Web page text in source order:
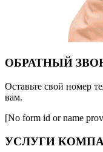
ОБРАТНЫЙ
Оставьте свой номер
вам.
[No form id or name
УСЛУГИ